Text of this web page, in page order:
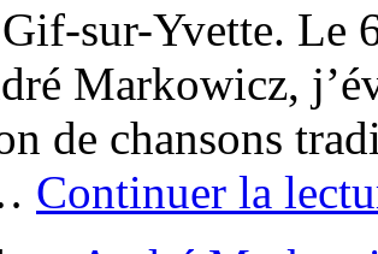
Gif-sur-Yvette. Le
Markowicz,
de chansons
Continuer la